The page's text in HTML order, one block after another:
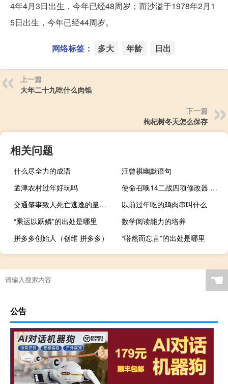
4年4月3日出生，今年已经48周岁；而沙溢于1978年2月1
5日出生，今年已经44周岁。
网络标签： 多大 年龄 日出
上一篇
大年二十九吃什么肉馅
下一篇
枸杞树冬天怎么保存
相关问题
什么尽全力的成语
汪曾祺幽默语句
孟津农村过年好玩吗
使命召唤14二战四项修改器 免费版（使命召唤14二战四项修改器 免费版功能简介）
交通肇事致人死亡逃逸的量刑情况是怎样的
以前过年吃的鸡肉串叫什么
“乘运以跃鳞”的出处是哪里
数学阅读能力的培养
拼多多创始人（创维 拼多多）
“嗒然而忘言”的出处是哪里
☚
公告